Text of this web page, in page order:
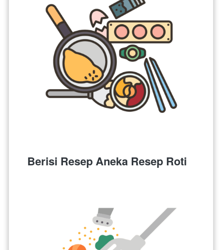
Berisi Resep Aneka Resep Roti